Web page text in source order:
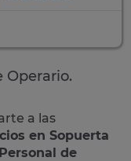
Operario.
a las
en Sopuerta
Personal de